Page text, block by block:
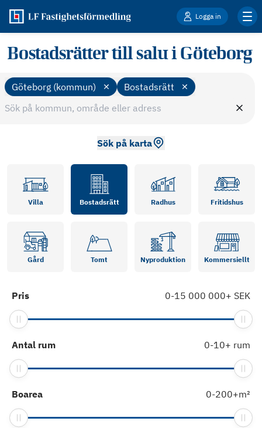
Logga in
Bostadsrätter till salu i Göteborg
Göteborg (kommun) Bostadsrätt
Sök på karta
Villa Bostadsrätt Radhus Fritidshus
Gård Tomt Nyproduktion Kommersiellt
Pris 0-15 000 000+ SEK
Antal rum 0-10+ rum
Boarea 0-200+m²